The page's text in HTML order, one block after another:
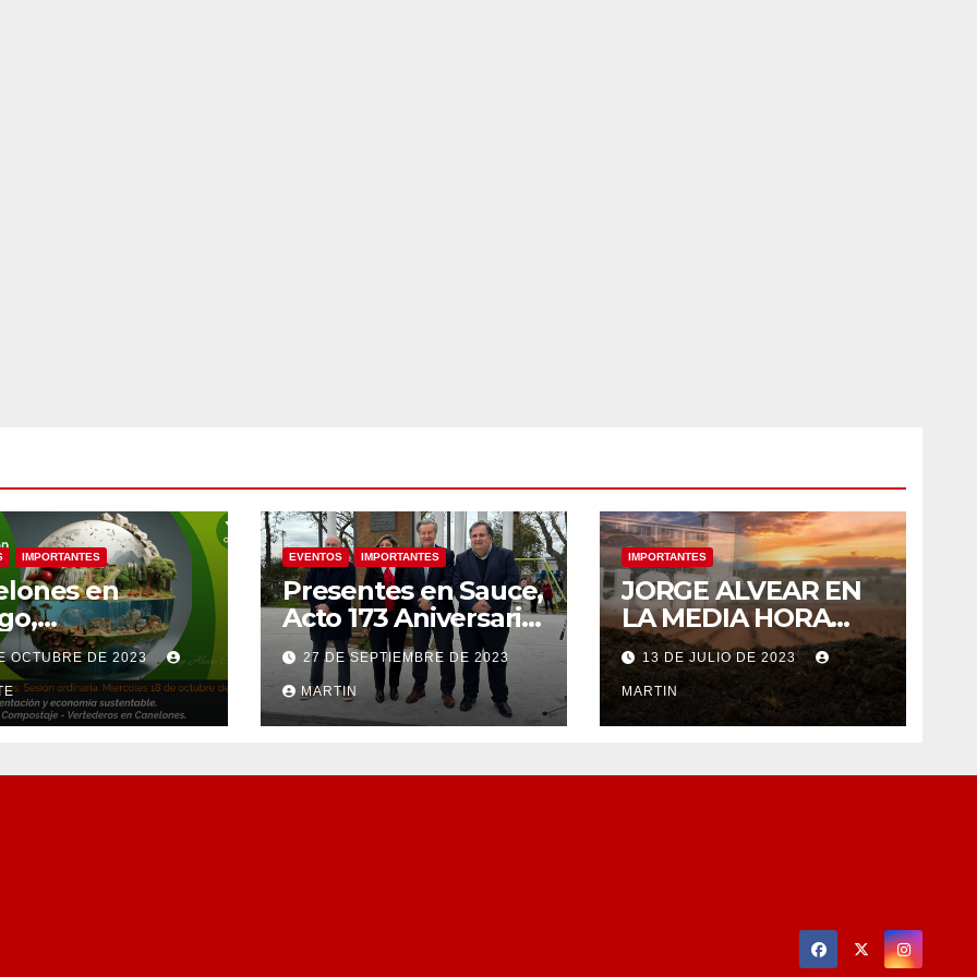
IMPORTANTES
en
agua
recurso, agua
derecho
OCTUBRE DE 2023
EVENTOS IMPORTANTES
Presentes en Sauce,
Acto 173 Aniversario
Fallecimiento de
José Artigas
27 DE SEPTIEMBRE DE 2023
MARTIN
IMPORTANTES
JORGE ALVEAR EN
LA MEDIA HORA
PREVIA DE LA
SESIÓN ORDINARIA
DEL MIÉRCOLES 12
DE JULIO
13 DE JULIO DE 2023
MARTIN